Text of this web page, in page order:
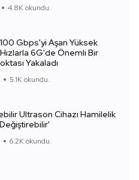
4.8K okundu.
Gbps'yi Aşan Yüksek
6G'de Önemli Bir
Yakaladı
5.1K okundu.
Ultrason Cihazı Hamilelik
'Değiştirebilir'
6.2K okundu.